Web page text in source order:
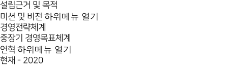
설립근거 및 목적
미션 및 비전 하위메뉴 열기
경영전략체계
중장기 경영목표체계
연혁 하위메뉴 열기
현재 - 2020